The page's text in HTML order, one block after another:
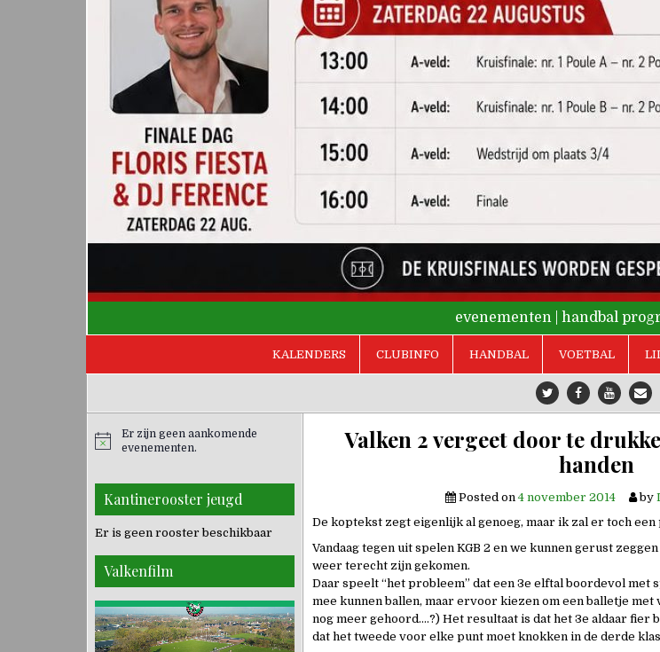
evenementen handbal
KALENDERS CLUBINFO HANDBAL VOETBAL
Valken 2 vergeet door te
handen
Posted on 4 november 2014 by
De koptekst zegt eigenlijk al genoeg, maar ik zal er toch een
Vandaag tegen uit spelen KGB 2 en we kunnen gerust
weer terecht zijn gekomen.
Daar speelt “het probleem” dat een 3e elftal boordevol met
mee kunnen ballen, maar ervoor kiezen om een balletje
nog meer gehoord….?) Het resultaat is dat het 3e aldaar fier
dat het tweede voor elke punt moet knokken in de derde
Er zijn geen aankomende
evenementen.
Kantinerooster jeugd
Er is geen rooster beschikbaar
Valkenfilm